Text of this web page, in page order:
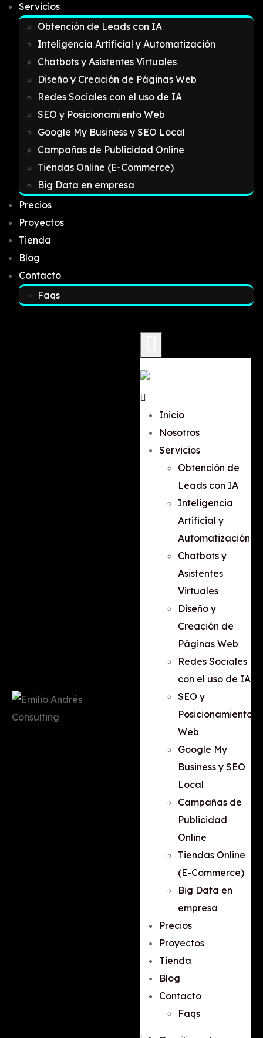
Servicios
Obtención de Leads con IA
Inteligencia Artificial y Automatización
Chatbots y Asistentes Virtuales
Diseño y Creación de Páginas Web
Redes Sociales con el uso de IA
SEO y Posicionamiento Web
Google My Business y SEO Local
Campañas de Publicidad Online
Tiendas Online (E-Commerce)
Big Data en empresa
Precios
Proyectos
Tienda
Blog
Contacto
Faqs
Inicio
Nosotros
Servicios
Obtención de
Leads con IA
Inteligencia
Artificial y
Automatización
Chatbots y
Asistentes
Virtuales
Diseño y
Creación de
Páginas Web
Redes Sociales
con el uso de IA
SEO y
Posicionamiento
Web
Google My
Business y SEO
Local
Campañas de
Publicidad
Online
Tiendas Online
(E-Commerce)
Big Data en
empresa
Precios
Proyectos
Tienda
Blog
Contacto
Faqs